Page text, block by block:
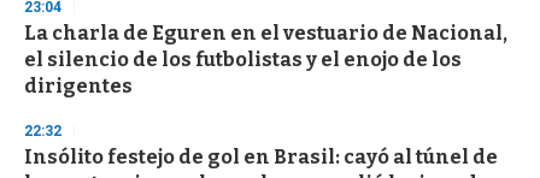
s
e
c
o
n
23:04
La charla de Eguren en el vestuario de Nacional,
el silencio de los futbolistas y el enojo de los
dirigentes
22:32
Insólito festejo de gol en Brasil: cayó al túnel de